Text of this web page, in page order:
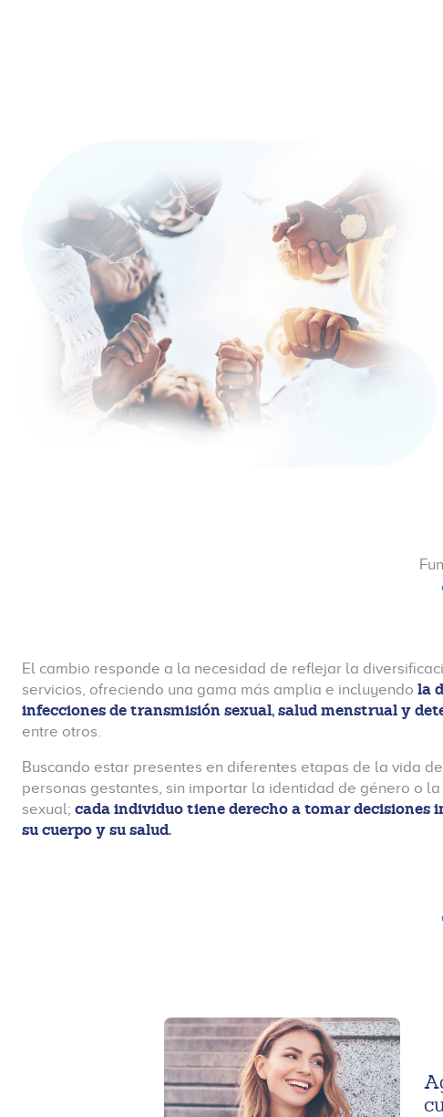
El cambio responde a la necesidad de reflejar la
servicios, ofreciendo una gama más amplia e incluyendo la
infecciones de transmisión sexual, salud menstrual y
entre otros.
Buscando estar presentes en diferentes etapas de la vida
personas gestantes, sin importar la identidad de género o
sexual; cada individuo tiene derecho a tomar decisiones
su cuerpo y su salud.